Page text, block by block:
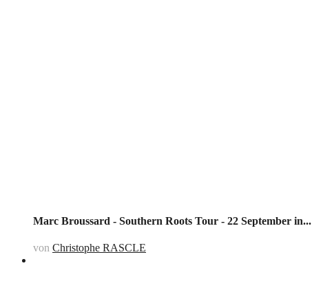
Marc Broussard - Southern Roots Tour - 22 September in...
von Christophe RASCLE